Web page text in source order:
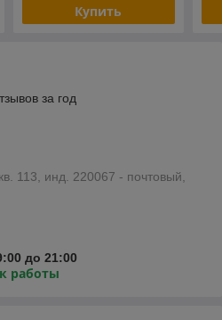
Купить
за год
113, инд. 220067 - почтовый,
до 21:00
работы